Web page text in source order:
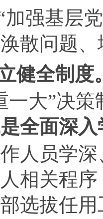
加强基层
散问题
健全制度
一大”决策
是全面深
人员学
相关程
选拔任